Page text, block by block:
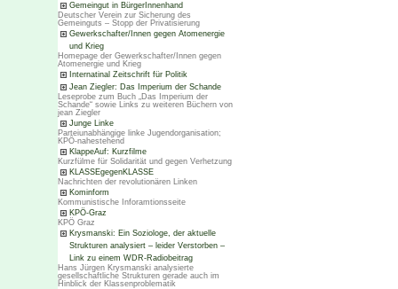
Gemeingut in BürgerInnenhand
Deutscher Verein zur Sicherung des
Gemeinguts – Stopp der Privatisierung
Gewerkschafter/Innen gegen Atomenergie
und Krieg
Homepage der Gewerkschafter/Innen gegen
Atomenergie und Krieg
Internatinal Zeitschrift für Politik
Jean Ziegler: Das Imperium der Schande
Leseprobe zum Buch „Das Imperium der
Schande“ sowie Links zu weiteren Büchern von
jean Ziegler
Junge Linke
Parteiunabhängige linke Jugendorganisation;
KPÖ-nahestehend
KlappeAuf: Kurzfilme
Kurzfülme für Solidarität und gegen Verhetzung
KLASSEgegenKLASSE
Nachrichten der revolutionären Linken
Kominform
Kommunistische Inforamtionsseite
KPÖ-Graz
KPÖ Graz
Krysmanski: Ein Soziologe, der aktuelle
Strukturen analysiert – leider Verstorben –
Link zu einem WDR-Radiobeitrag
Hans Jürgen Krysmanski analysierte
gesellschaftliche Strukturen gerade auch im
Hinblick der Klassenproblematik